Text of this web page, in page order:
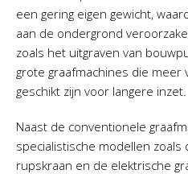
een gering eigen gewicht,
aan de ondergrond
zoals het uitgraven van
grote graafmachines die meer
geschikt zijn voor langere inzet.
Naast de conventionele
specialistische modellen zoals
rupskraan en de elektrische